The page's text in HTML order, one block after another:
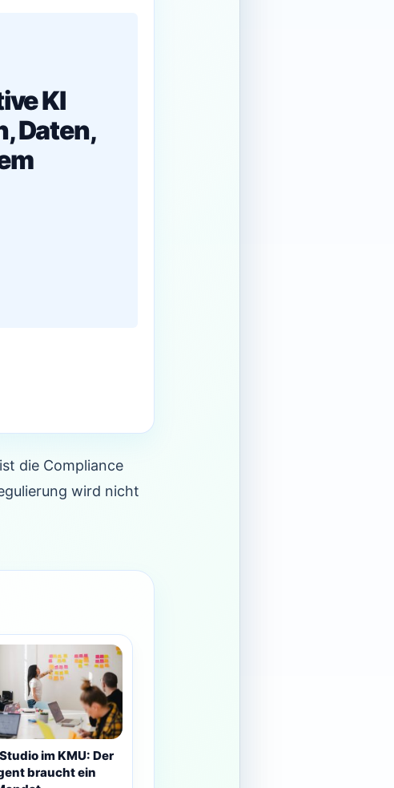
KI
Daten,
die Compliance
wird nicht
im KMU: Der
braucht ein